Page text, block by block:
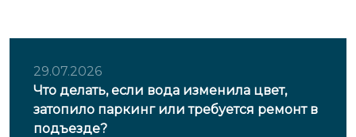
29.07.2026
Что делать, если вода изменила цвет,
затопило паркинг или требуется ремонт в
подъезде?